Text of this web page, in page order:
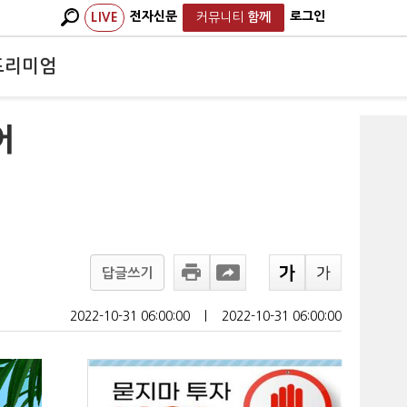
LIVE 전자신문 커뮤니티 함께 로그인
리미엄
답글쓰기
2022-10-31 06:00:00 2022-10-31 06:00:00